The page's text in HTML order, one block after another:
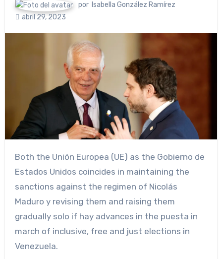
por Isabella González Ramírez
abril 29, 2023
Both the Unión Europea (UE) as the Gobierno de
Estados Unidos coincides in maintaining the
sanctions against the regimen of Nicolás
Maduro y revising them and raising them
gradually solo if hay advances in the puesta in
march of inclusive, free and just elections in
Venezuela.